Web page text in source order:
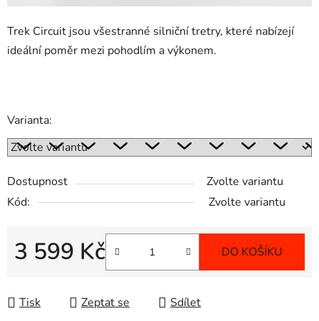
Trek Circuit jsou všestranné silniční tretry, které nabízejí
ideální poměr mezi pohodlím a výkonem.
Varianta:
Dostupnost
Zvolte variantu
Kód:
Zvolte variantu
3 599 Kč DO KOŠÍKU
Tisk Zeptat se Sdílet